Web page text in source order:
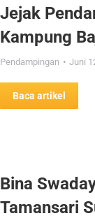
Jejak
Kampung
Pendampingan Juni
Baca artikel
Bina
Tamansari